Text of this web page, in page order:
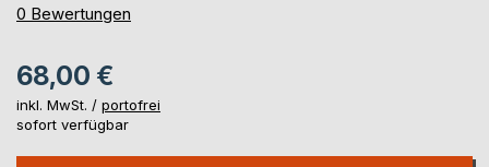
0%
0 Bewertungen
68,00 €
inkl. MwSt. / portofrei
sofort verfügbar